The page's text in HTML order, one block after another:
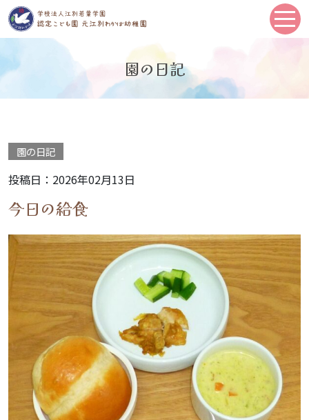
園の日記
園の日記
投稿日：2026年02月13日
今日の給食